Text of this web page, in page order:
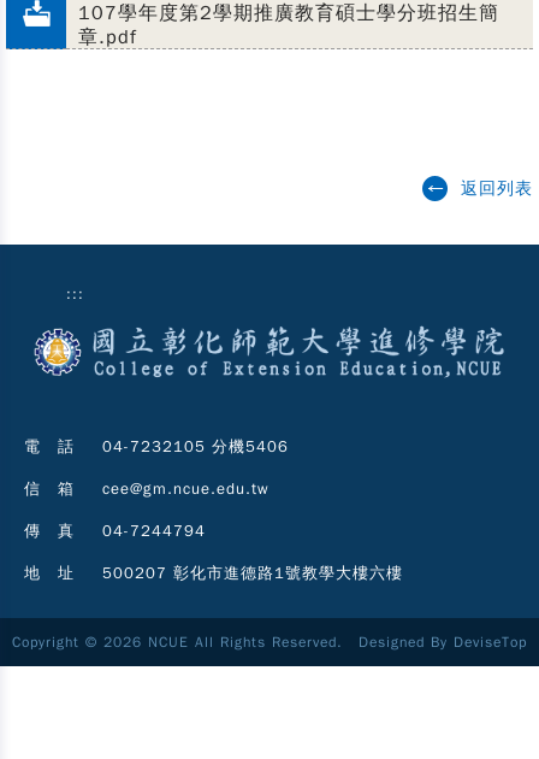
107學年度第2學期推廣教育碩士學分班招生簡
章.pdf
返回列表
:::
電 話 04-7232105 分機5406
信 箱 cee@gm.ncue.edu.tw
傳 真 04-7244794
地 址 500207 彰化市進德路1號教學大樓六樓
Copyright © 2026 NCUE All Rights Reserved. Designed By DeviseTop